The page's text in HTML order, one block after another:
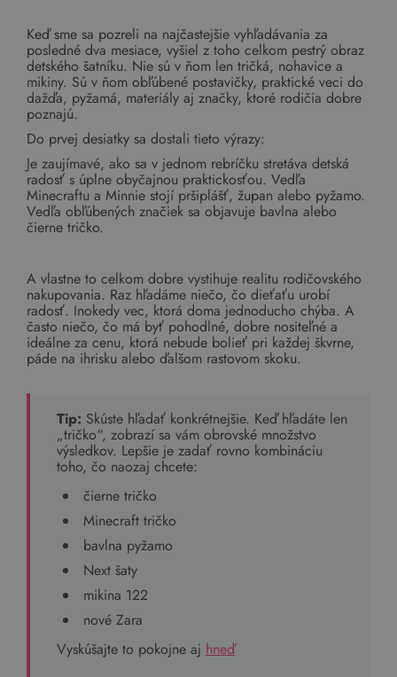
Keď sme sa pozreli na najčastejšie vyhľadávania za
posledné dva mesiace, vyšiel z toho celkom pestrý obraz
detského šatníku. Nie sú v ňom len tričká, nohavice a
mikiny. Sú v ňom obľúbené postavičky, praktické veci do
dažďa, pyžamá, materiály aj značky, ktoré rodičia dobre
poznajú.
Do prvej desiatky sa dostali tieto výrazy:
Je zaujímavé, ako sa v jednom rebríčku stretáva detská
radosť s úplne obyčajnou praktickosťou. Vedľa
Minecraftu a Minnie stojí pršiplášť, župan alebo pyžamo.
Vedľa obľúbených značiek sa objavuje bavlna alebo
čierne tričko.
A vlastne to celkom dobre vystihuje realitu rodičovského
nakupovania. Raz hľadáme niečo, čo dieťaťu urobí
radosť. Inokedy vec, ktorá doma jednoducho chýba. A
často niečo, čo má byť pohodlné, dobre nositeľné a
ideálne za cenu, ktorá nebude bolieť pri každej škvrne,
páde na ihrisku alebo ďalšom rastovom skoku.
Tip: Skúste hľadať konkrétnejšie. Keď hľadáte len
„tričko“, zobrazí sa vám obrovské množstvo
výsledkov. Lepšie je zadať rovno kombináciu
toho, čo naozaj chcete:
čierne tričko
Minecraft tričko
bavlna pyžamo
Next šaty
mikina 122
nové Zara
Vyskúšajte to pokojne aj hneď